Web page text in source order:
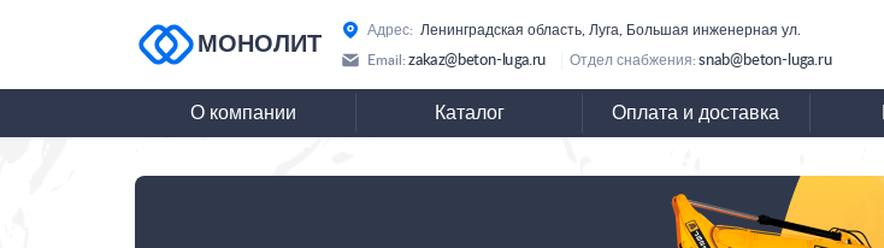
МОНОЛИТ
Адрес: Ленинградская область, Луга, Большая инженерная ул.
Email: zakaz@beton-luga.ru Отдел снабжения: snab@beton-luga.ru
О компании Каталог Оплата и доставка